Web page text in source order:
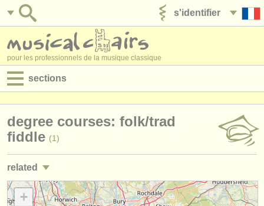
s'identifier
pour les professionnels de la musique classique
sections
jobs - performance
jobs - administration
degree courses
degree courses: folk/trad
fiddle (1)
related
jobs - performance: violon (89)
+